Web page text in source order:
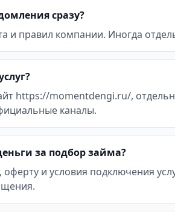
сразу?
и правил компании. Иногда
https://momentdengi.ru/,
каналы.
за подбор займа?
и условия подключения